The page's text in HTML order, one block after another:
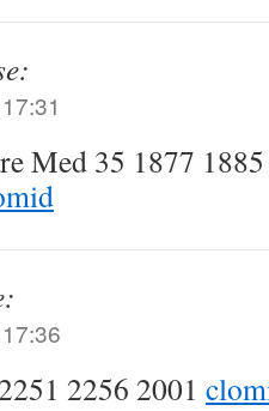
Med 35 1877
2256 2001